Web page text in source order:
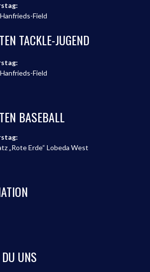
Field
TACKLE-JUGEND
Field
BASEBALL
„Rote Erde“ Lobeda West
UNS